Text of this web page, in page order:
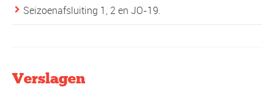
Seizoenafsluiting 1, 2 en JO-19.
Verslagen